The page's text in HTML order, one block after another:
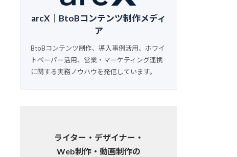
arcX｜BtoBコンテンツ制作メディ
ア
BtoBコンテンツ制作、導入事例活用、ホワイ
トペーパー活用、営業・マーケティング連携
に関する実務ノウハウを発信しています。
ライター・デザイナー・
Web制作・動画制作の